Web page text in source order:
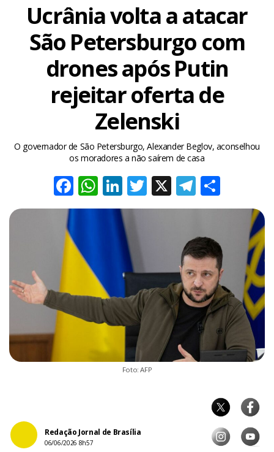
Ucrânia volta a atacar
São Petersburgo com
drones após Putin
rejeitar oferta de
Zelenski
O governador de São Petersburgo, Alexander Beglov, aconselhou
os moradores a não saírem de casa
Facebook
WhatsApp
LinkedIn
Twitter
X
Foto: AFP
Redação Jornal de Brasília
06/06/2026 8h57